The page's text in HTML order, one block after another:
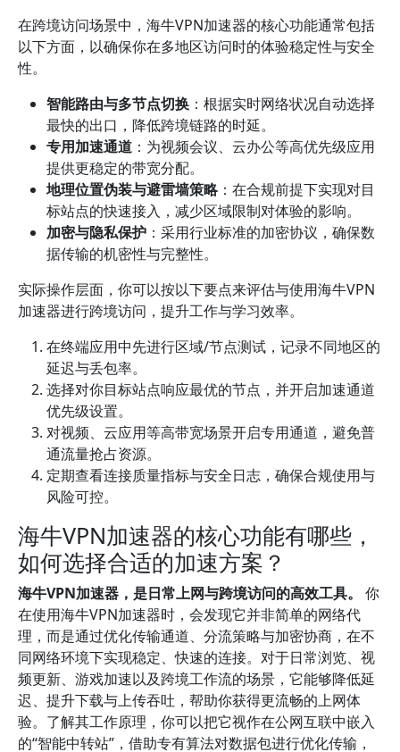
在跨境访问场景中，海牛VPN加速器的核心功能通常包括
以下方面，以确保你在多地区访问时的体验稳定性与安全
性。
智能路由与多节点切换 ：根据实时网络状况自动选择
最快的出口，降低跨境链路的时延。
专用加速通道 ：为视频会议、云办公等高优先级应用
提供更稳定的带宽分配。
地理位置伪装与避雷墙策略：在合规前提下实现对目
标站点的快速接入，减少区域限制对体验的影响。
加密与隐私保护 ：采用行业标准的加密协议，确保数
据传输的机密性与完整性。
实际操作层面，你可以按以下要点来评估与使用海牛VPN
加速器进行跨境访问，提升工作与学习效率。
在终端应用中先进行区域/节点测试，记录不同地区的
延迟与丢包率。
选择对你目标站点响应最优的节点，并开启加速通道
优先级设置。
对视频、云应用等高带宽场景开启专用通道，避免普
通流量抢占资源。
定期查看连接质量指标与安全日志，确保合规使用与
风险可控。
海牛VPN加速器的核心功能有哪些，
如何选择合适的加速方案？
海牛VPN加速器，是日常上网与跨境访问的高效工具。
你
在使用海牛VPN加速器时，会发现它并非简单的网络代
理，而是通过优化传输通道、分流策略与加密协商，在不
同网络环境下实现稳定、快速的连接。对于日常浏览、视
频更新、游戏加速以及跨境工作流的场景，它能够降低延
迟、提升下载与上传吞吐，帮助你获得更流畅的上网体
验。了解其工作原理，你可以把它视作在公网互联中嵌入
的“智能中转站”，借助专有算法对数据包进行优化传输，